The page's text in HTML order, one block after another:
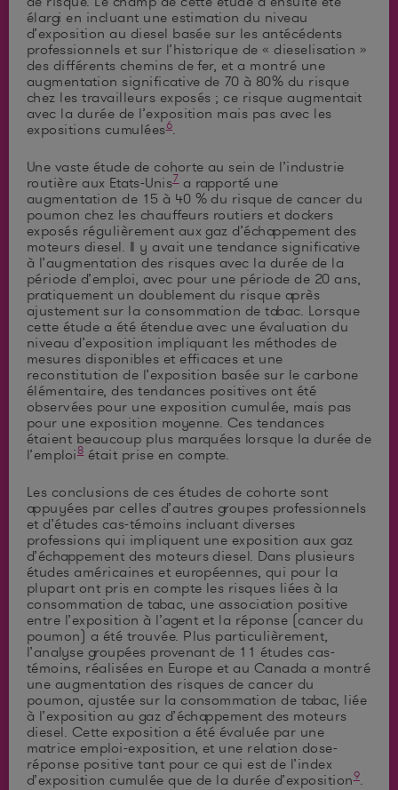
élargi en incluant une estimation du niveau
d’exposition au diesel basée sur les antécédents
professionnels et sur l’historique de « dieselisation »
des différents chemins de fer, et a montré une
augmentation significative de 70 à 80% du risque
chez les travailleurs exposés ; ce risque augmentait
avec la durée de l’exposition mais pas avec les
expositions cumulées6.
Une vaste étude de cohorte au sein de l’industrie
routière aux Etats-Unis7a rapporté une
augmentation de 15 à 40 % du risque de cancer du
poumon chez les chauffeurs routiers et dockers
exposés régulièrement aux gaz d’échappement des
moteurs diesel. Il y avait une tendance significative
à l’augmentation des risques avec la durée de la
période d’emploi, avec pour une période de 20 ans,
pratiquement un doublement du risque après
ajustement sur la consommation de tabac. Lorsque
cette étude a été étendue avec une évaluation du
niveau d’exposition impliquant les méthodes de
mesures disponibles et efficaces et une
reconstitution de l’exposition basée sur le carbone
élémentaire, des tendances positives ont été
observées pour une exposition cumulée, mais pas
pour une exposition moyenne. Ces tendances
étaient beaucoup plus marquées lorsque la durée de
l’emploi8était prise en compte.
Les conclusions de ces études de cohorte sont
appuyées par celles d’autres groupes professionnels
et d’études cas-témoins incluant diverses
professions qui impliquent une exposition aux gaz
d’échappement des moteurs diesel. Dans plusieurs
études américaines et européennes, qui pour la
plupart ont pris en compte les risques liées à la
consommation de tabac, une association positive
entre l’exposition à l’agent et la réponse (cancer du
poumon) a été trouvée. Plus particulièrement,
l’analyse groupées provenant de 11 études cas-
témoins, réalisées en Europe et au Canada a montré
une augmentation des risques de cancer du
poumon, ajustée sur la consommation de tabac, liée
à l’exposition au gaz d’échappement des moteurs
diesel. Cette exposition a été évaluée par une
matrice emploi-exposition, et une relation dose-
réponse positive tant pour ce qui est de l’index
d’exposition cumulée que de la durée d’exposition9.